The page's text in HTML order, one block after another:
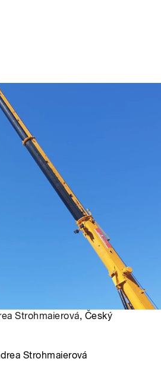
Strohmaierová, Český
Strohmaierová